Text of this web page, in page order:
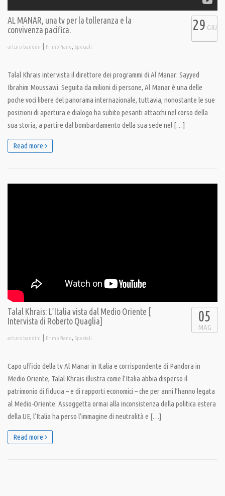
AL MANAR, una tv per la tolleranza e la
convivenza pacifica.
arturo bandini | PrimoPiano, Speciali
29 GIU
Talal Khrais intervista il direttore dei programmi di Al Manar: Sayyed
Ibrahim Moussawi. Seguita da milioni di persone, Al Manar è una delle
poche voci libere del panorama internazionale, tuttavia, nonostante le sue
posizioni di apertura e dialogo ha subito pesanti attacchi nel corso della
sua storia, a partire dal bombardamento della sua sede nel […]
Read more
Talal Khrais: L’Italia vista dal Medio Oriente [
Intervista di Roberto Quaglia]
arturo bandini | PrimoPiano, Speciali
05
MAG
Capo ufficio della tv Al Manar in Italia e corrispondente di Pandora in
Medio Oriente, Talal Khrais illustra come l’Italia abbia disperso il
patrimonio di fiducia – e di rapporti economici – che per anni l’hanno legata
al Medio-Oriente. Assoggetta ormai alla inconsistenza della politica estera
della UE, l’Italia ha perso l’immagine di neutralità e […]
Read more